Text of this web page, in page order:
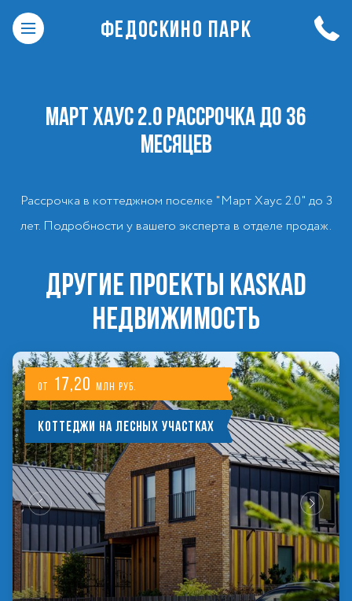
ФЕДОСКИНО ПАРК
МАРТ ХАУС 2.0 РАССРОЧКА ДО 36
МЕСЯЦЕВ
Рассрочка в коттеджном поселке "Март Хаус 2.0" до 3
лет. Подробности у вашего эксперта в отделе продаж.
ДРУГИЕ ПРОЕКТЫ KASKAD
НЕДВИЖИМОСТЬ
от 17,20 млн руб.
Коттеджи на лесных участках